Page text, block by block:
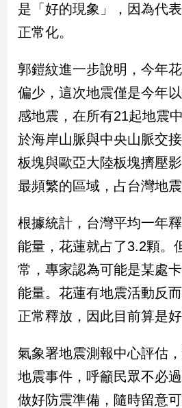
觀
點
兩
岸/
國
際
會/
地
方
新
病
專
區
南
灣
觀
是「好的現象」，因為代
正常化。
郭鎧紋進一步說明，今年
偏少，這次地震僅是今年
感地震，在所有21起地震
於海岸山脈與中央山脈交
板塊與歐亞大陸板塊擠壓
最頻繁的區域，占台灣地
根據統計，台灣平均一年
能量，花蓮就占了3.2顆。
常，專家認為可能是某處
能量。花蓮有地震活動反
正常釋放，因此目前算是好
氣象署地震測報中心評估
地震事件，呼籲民眾不必
做好防震準備，隨時留意